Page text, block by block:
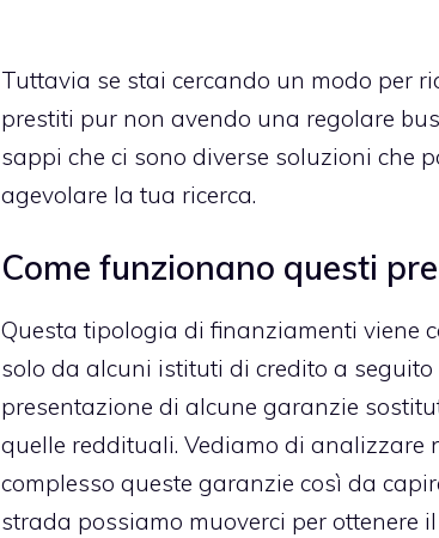
Tuttavia se stai cercando un modo per
prestiti pur non avendo una regolare
sappi che ci sono diverse soluzioni che
agevolare la tua ricerca.
Come funzionano questi
Questa tipologia di finanziamenti viene
solo da alcuni istituti di credito a seguito
presentazione di alcune garanzie
quelle reddituali. Vediamo di analizzare
complesso queste garanzie così da
strada possiamo muoverci per ottenere